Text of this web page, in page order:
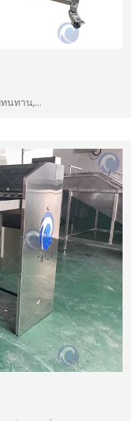
นทาน,…